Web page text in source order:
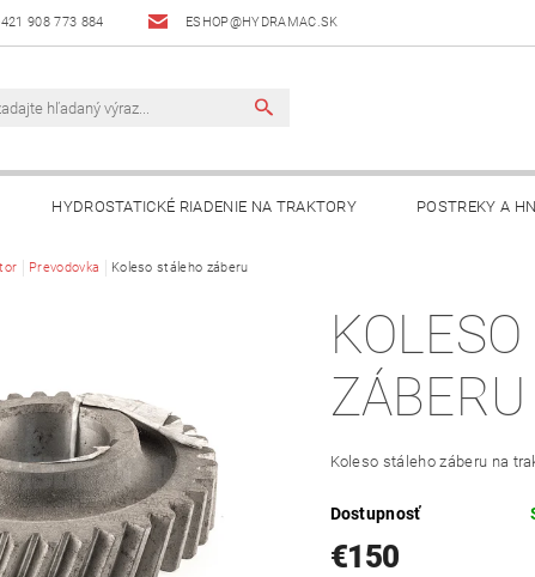
908 773 884 ESHOP@HYDRAMAC.SK
HYDROSTATICKÉ RIADENIE NA TRAKTORY POSTREKY A
DÔLEŽITÉ INFORMÁCIE
Prevodovka Koleso stáleho záberu
ZÁBERU
Koleso stáleho záberu na
Dostupnosť
€150